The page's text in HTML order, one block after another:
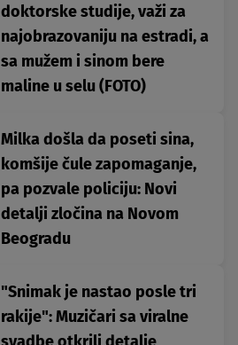
doktorske studije, važi za
najobrazovaniju na estradi, a
sa mužem i sinom bere
maline u selu (FOTO)
Milka došla da poseti sina,
komšije čule zapomaganje,
pa pozvale policiju: Novi
detalji zločina na Novom
Beogradu
"Snimak je nastao posle tri
rakije": Muzičari sa viralne